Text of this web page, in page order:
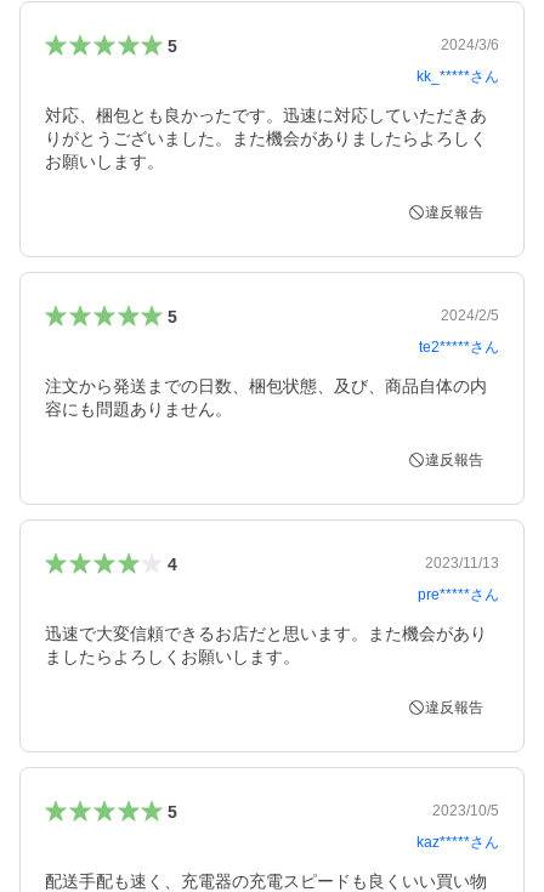
5
2024/3/6
kk_*****さん
対応、梱包とも良かったです。迅速に対応していただきあ
りがとうございました。また機会がありましたらよろしく
お願いします。
違反報告
5
2024/2/5
te2*****さん
注文から発送までの日数、梱包状態、及び、商品自体の内
容にも問題ありません。
違反報告
4
2023/11/13
pre*****さん
迅速で大変信頼できるお店だと思います。また機会があり
ましたらよろしくお願いします。
違反報告
5
2023/10/5
kaz*****さん
配送手配も速く、充電器の充電スピードも良くいい買い物